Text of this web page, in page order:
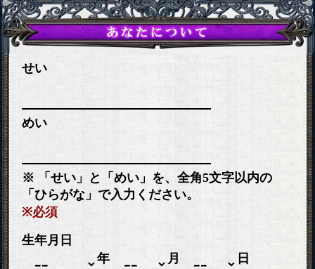
せい
めい
※ 「せい」と「めい」を、全角5文字以内の
「ひらがな」で入力ください。
※必須
生年月日
年
月 日